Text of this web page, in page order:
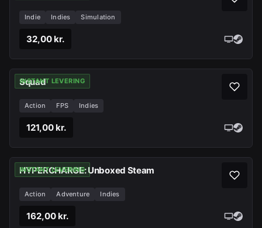
Indie Indies Simulation
32,00 kr.
INSTANT LEVERING
Squad
Action FPS Indies
121,00 kr.
INSTANT LEVERING
HYPERCHARGE: Unboxed Steam
Action Adventure Indies
162,00 kr.